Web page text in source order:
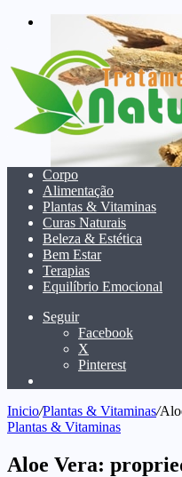
Corpo
Alimentação
Plantas & Vitaminas
Curas Naturais
Beleza & Estética
Bem Estar
Terapias
Equilíbrio Emocional
Seguir
Facebook
X
Pinterest
Inicio/Plantas & Vitaminas/
Plantas & Vitaminas
Aloe Vera: